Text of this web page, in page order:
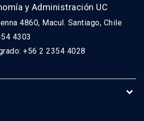
y Administración UC
4860, Macul. Santiago, Chile
4303
+56 2 2354 4028